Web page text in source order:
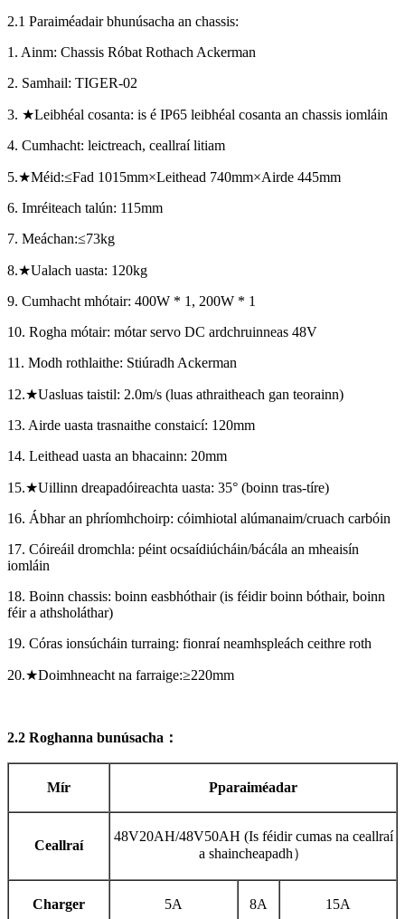
2.1 Paraiméadair bhunúsacha an chassis:
1. Ainm: Chassis Róbat Rothach Ackerman
2. Samhail: TIGER-02
3. ★Leibhéal cosanta: is é IP65 leibhéal cosanta an chassis iomláin
4. Cumhacht: leictreach, ceallraí litiam
5.★Méid:≤Fad 1015mm×Leithead 740mm×Airde 445mm
6. Imréiteach talún: 115mm
7. Meáchan:≤73kg
8.★Ualach uasta: 120kg
9. Cumhacht mhótair: 400W * 1, 200W * 1
10. Rogha mótair: mótar servo DC ardchruinneas 48V
11. Modh rothlaithe: Stiúradh Ackerman
12.★Uasluas taistil: 2.0m/s (luas athraitheach gan teorainn)
13. Airde uasta trasnaithe constaicí: 120mm
14. Leithead uasta an bhacainn: 20mm
15.★Uillinn dreapadóireachta uasta: 35° (boinn tras-tíre)
16. Ábhar an phríomhchoirp: cóimhiotal alúmanaim/cruach carbóin
17. Cóireáil dromchla: péint ocsaídiúcháin/bácála an mheaisín
iomláin
18. Boinn chassis: boinn easbhóthair (is féidir boinn bóthair, boinn
féir a athsholáthar)
19. Córas ionsúcháin turraing: fionraí neamhspleách ceithre roth
20.★Doimhneacht na farraige:≥220mm
2.2 Roghanna bunúsacha ：
Mír Pparaiméadar
Ceallraí
48V20AH/48V50AH (Is féidir cumas na ceallraí
a shaincheapadh）
Charger 5A 8A 15A